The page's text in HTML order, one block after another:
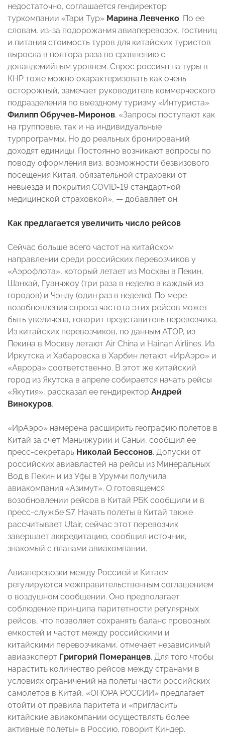
недостаточно, соглашается гендиректор
туркомпании «Тари Тур» Марина Левченко. По ее
словам, из-за подорожания авиаперевозок, гостиниц
и питания стоимость туров для китайских туристов
выросла в полтора раза по сравнению с
допандемийным уровнем. Спрос россиян на туры в
КНР тоже можно охарактеризовать как очень
осторожный, замечает руководитель коммерческого
подразделения по выездному туризму «Интуриста»
Филипп Обручев-Миронов. «Запросы поступают как
на групповые, так и на индивидуальные
турпрограммы. Но до реальных бронирований
доходят единицы. Постоянно возникают вопросы по
поводу оформления виз, возможности безвизового
посещения Китая, обязательной страховки от
невыезда и покрытия COVID-19 стандартной
медицинской страховкой», — добавляет он.
Как предлагается увеличить число рейсов
Сейчас больше всего частот на китайском
направлении среди российских перевозчиков у
«Аэрофлота», который летает из Москвы в Пекин,
Шанхай, Гуанчжоу (три раза в неделю в каждый из
городов) и Чэнду (один раз в неделю). По мере
возобновления спроса частота этих рейсов может
быть увеличена, говорит представитель перевозчика.
Из китайских перевозчиков, по данным АТОР, из
Пекина в Москву летают Air China и Hainan Airlines. Из
Иркутска и Хабаровска в Харбин летают «ИрАэро» и
«Аврора» соответственно. В этот же китайский
город из Якутска в апреле собирается начать рейсы
«Якутия», рассказал ее гендиректор Андрей
Винокуров.
«ИрАэро» намерена расширить географию полетов в
Китай за счет Маньчжурии и Саньи, сообщил ее
пресс-секретарь Николай Бессонов. Допуски от
российских авиавластей на рейсы из Минеральных
Вод в Пекин и из Уфы в Урумчи получила
авиакомпания «Азимут». О готовящемся
возобновлении рейсов в Китай РБК сообщили и в
пресс-службе S7. Начать полеты в Китай также
рассчитывает Utair, сейчас этот перевозчик
завершает аккредитацию, сообщил источник,
знакомый с планами авиакомпании.
Авиаперевозки между Россией и Китаем
регулируются межправительственным соглашением
о воздушном сообщении. Оно предполагает
соблюдение принципа паритетности регулярных
рейсов, что позволяет сохранять баланс провозных
емкостей и частот между российскими и
китайскими перевозчиками, отмечает независимый
авиаэксперт Григорий Померанцев. Для того чтобы
нарастить количество рейсов между странами в
условиях ограничений на полеты части российских
самолетов в Китай, «ОПОРА РОССИИ» предлагает
отойти от правила паритета и «пригласить
китайские авиакомпании осуществлять более
активные полеты» в Россию, говорит Киндер.